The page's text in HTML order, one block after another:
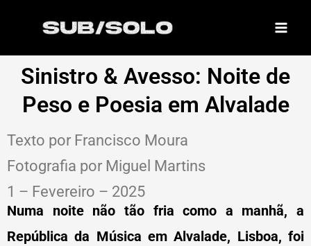
Sinistro & Avesso: Noite de
Peso e Poesia em Alvalade
Texto por Francisco Moura
Fotografia por Miguel Martins
1 – Fevereiro – 2025
Numa noite não tão fria como a manhã, a
República da Música em Alvalade, Lisboa, foi